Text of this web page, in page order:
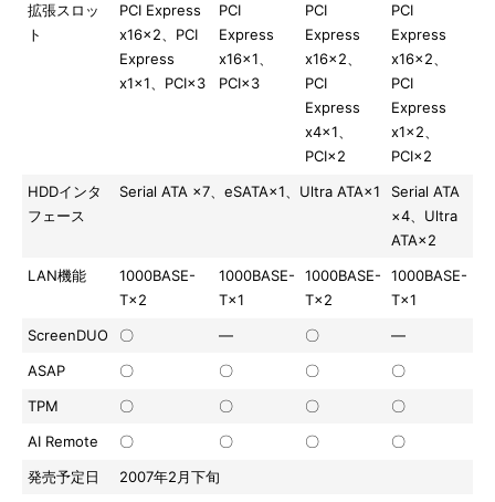
拡張スロッ
ト
PCI Express
x16×2、PCI
Express
x1×1、PCI×3
PCI
Express
x16×1、
PCI×3
PCI
Express
x16×2、
PCI
Express
x4×1、
PCI×2
PCI
Express
x16×2、
PCI
Express
x1×2、
PCI×2
HDDインタ
フェース
Serial ATA ×7、eSATA×1、Ultra ATA×1
Serial ATA
×4、Ultra
ATA×2
LAN機能
1000BASE-
T×2
1000BASE-
T×1
1000BASE-
T×2
1000BASE-
T×1
ScreenDUO
〇 ― 〇
―
ASAP
〇 〇 〇
〇
TPM
〇 〇 〇
〇
AI Remote
〇 〇 〇
〇
発売予定日
2007年2月下旬